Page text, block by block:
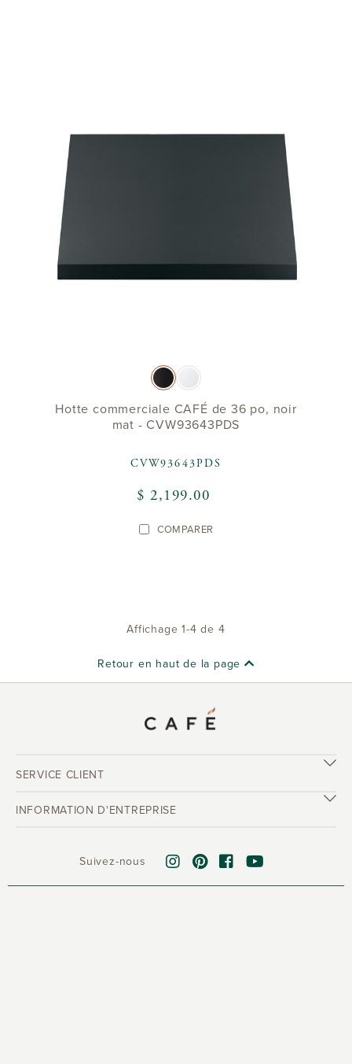
Hotte commerciale CAFÉ de 36 po, noir
mat - CVW93643PDS
CVW93643PDS
$ 2,199.00
COMPARER
Affichage 1-4 de 4
Retour en haut de la page
SERVICE CLIENT
INFORMATION D'ENTREPRISE
Suivez-nous